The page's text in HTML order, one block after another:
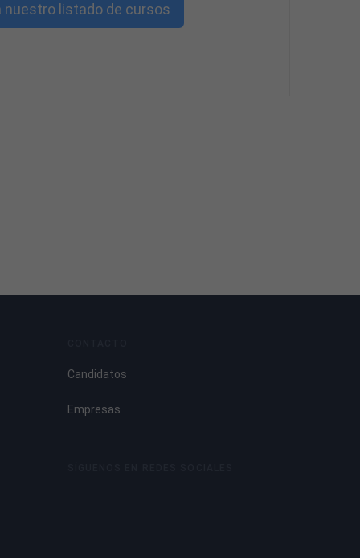
nuestro listado de cursos
Candidatos
Empresas